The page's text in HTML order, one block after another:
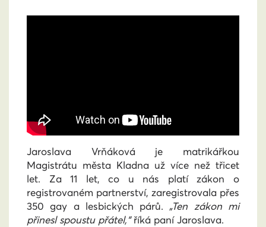
Jaroslava Vrňáková je matrikářkou
Magistrátu města Kladna už více než třicet
let. Za 11 let, co u nás platí zákon o
registrovaném partnerství, zaregistrovala přes
350 gay a lesbických párů. „Ten zákon mi
přinesl spoustu přátel,“říká paní Jaroslava.